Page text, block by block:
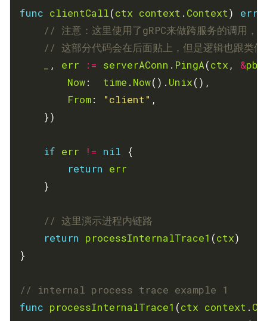
func clientCall(ctx context . Context)
// 注意：这里使用了gRPC来做跨服务的调用
// 这部分代码会在后面贴上，但是逻辑也跟类似
, err := serverAConn . PingA(ctx , &pb
Now: time . Now(). Unix
From: "client"
if err != nil
return err
// 这里演示进程内链路
return processInternalTrace1 (ctx
// internal process trace example 1
func processInternalTrace1 (ctx context .